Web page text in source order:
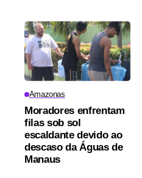
Amazonas
Moradores enfrentam
filas sob sol
escaldante devido ao
descaso da Águas de
Manaus